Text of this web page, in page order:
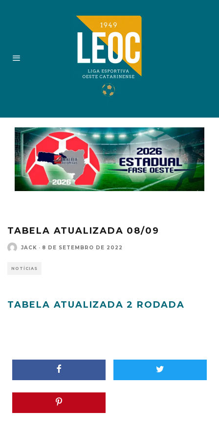
TABELA ATUALIZADA 08/09
JACK · 8 DE SETEMBRO DE 2022
NOTÍCIAS
TABELA ATUALIZADA 2 RODADA